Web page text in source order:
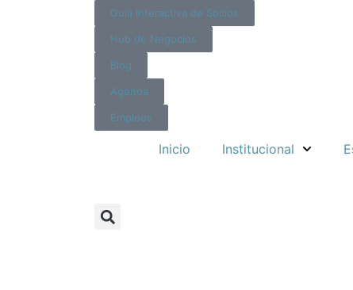
Guía Interactiva de Socios
Hub de Negocios
Blog
Agenda
Empleos
Inicio Institucional